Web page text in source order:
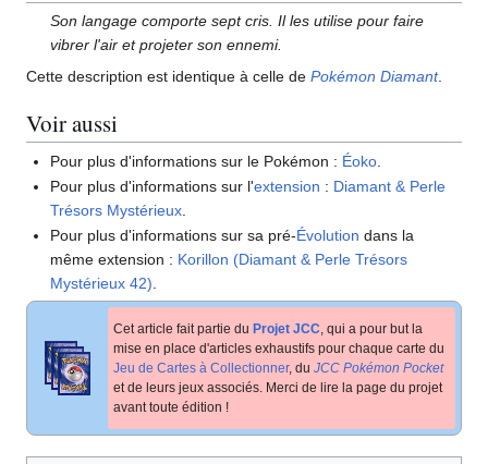
Son langage comporte sept cris. Il les utilise pour faire
vibrer l'air et projeter son ennemi.
Cette description est identique à celle de Pokémon Diamant.
Voir aussi
Pour plus d'informations sur le Pokémon : Éoko
Pour plus d'informations sur l'extension : Diamant & Perle
Trésors Mystérieux
Pour plus d'informations sur sa pré-Évolution dans la
même extension : Korillon (Diamant & Perle Trésors
Mystérieux 42).
Cet article fait partie du Projet JCC, qui a pour but la
mise en place d'articles exhaustifs pour chaque carte du
Jeu de Cartes à Collectionner, du JCC Pokémon Pocket
et de leurs jeux associés. Merci de lire la page du projet
avant toute édition !